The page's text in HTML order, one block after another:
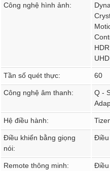
Công nghệ hình ảnh:
Tần số quét thực: 60
Công nghệ âm thanh:
Q -
Hệ điều hành:
Điều khiển bằng giọng
nói:
Điều
Remote thông minh: Điều